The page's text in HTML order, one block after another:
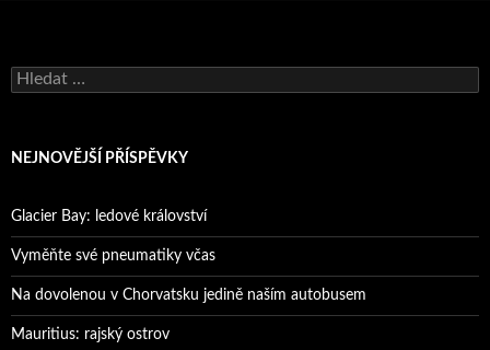
Vyhledávání
NEJNOVĚJŠÍ PŘÍSPĚVKY
Glacier Bay: ledové království
Vyměňte své pneumatiky včas
Na dovolenou v Chorvatsku jedině naším autobusem
Mauritius: rajský ostrov